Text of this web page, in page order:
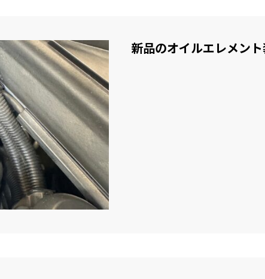
新品のオイルエレメン